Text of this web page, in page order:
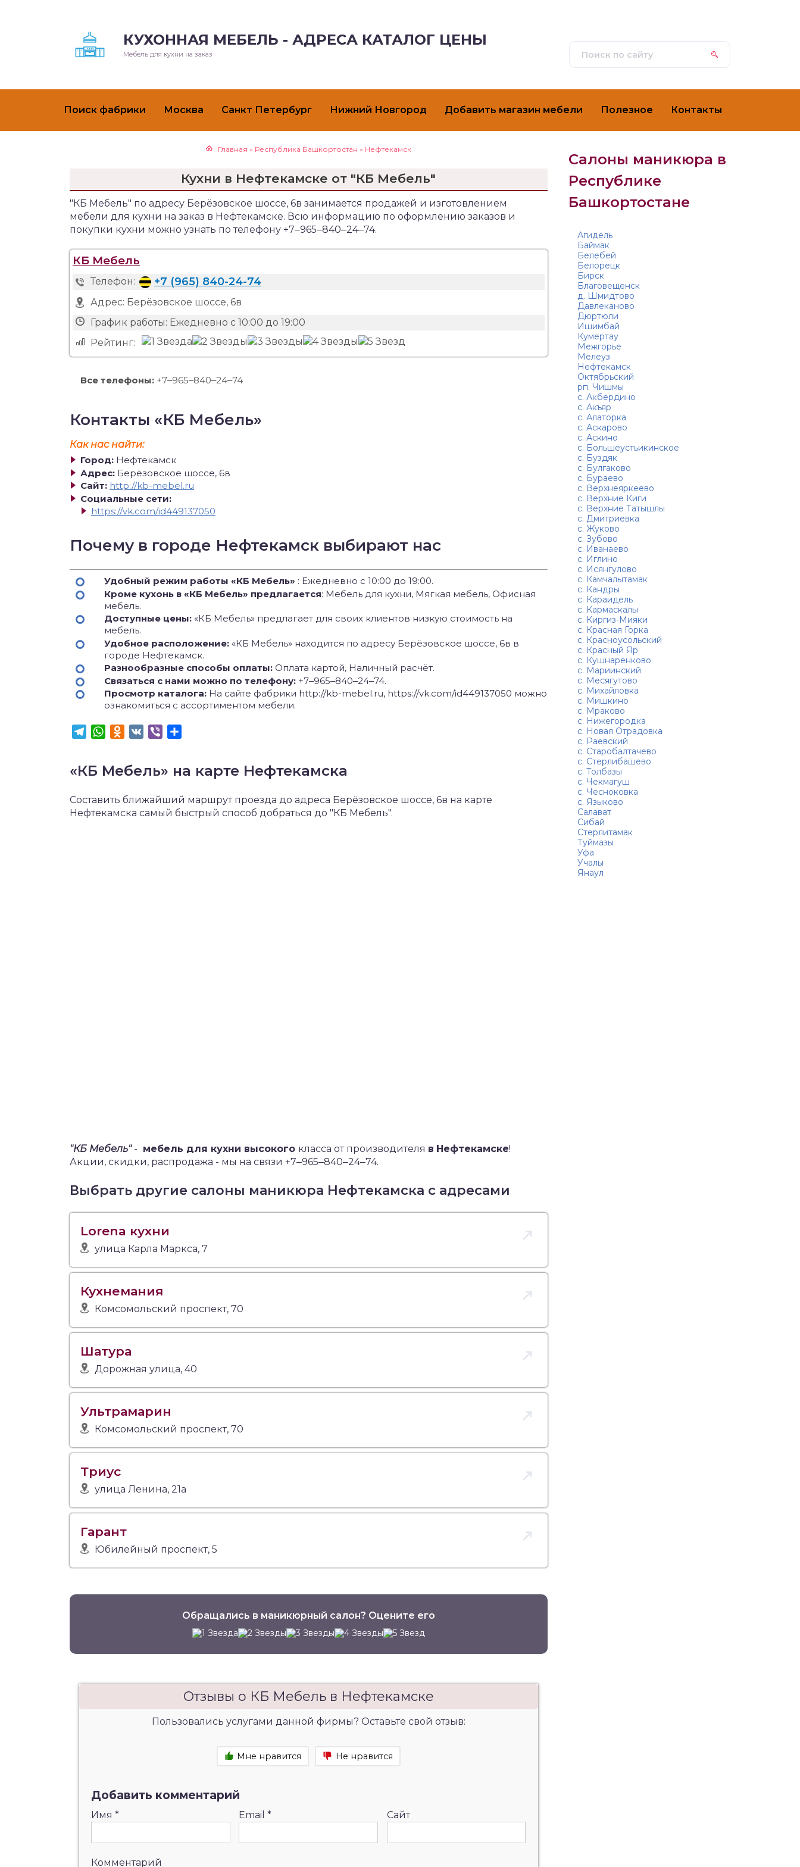
КУХОННАЯ МЕБЕЛЬ - АДРЕСА КАТАЛОГ ЦЕНЫ
Мебель для кухни на заказ
Поиск фабрики Москва Санкт Петербург Нижний Новгород Добавить магазин мебели Полезное Контакты
Главная » Республика Башкортостан » Нефтекамск
Кухни в Нефтекамске от "КБ Мебель"
"КБ Мебель" по адресу Берёзовское шоссе, 6в занимается продажей и изготовлением
мебели для кухни на заказ в Нефтекамске. Всю информацию по оформлению заказов и
покупки кухни можно узнать по телефону +7‒965‒840‒24‒74.
КБ Мебель
Телефон: +7 (965) 840-24-74
Адрес: Берёзовское шоссе, 6в
График работы: Ежедневно с 10:00 до 19:00
Рейтинг:
Все телефоны: +7‒965‒840‒24‒74
Контакты «КБ Мебель»
Как нас найти:
Город: Нефтекамск
Адрес: Берёзовское шоссе, 6в
Сайт: http://kb-mebel.ru
Социальные сети:
https://vk.com/id449137050
Почему в городе Нефтекамск выбирают нас
Удобный режим работы «КБ Мебель» : Ежедневно с 10:00 до 19:00.
Кроме кухонь в «КБ Мебель» предлагается: Мебель для кухни, Мягкая мебель, Офисная
мебель.
Доступные цены: «КБ Мебель» предлагает для своих клиентов низкую стоимость на
мебель.
Удобное расположение: «КБ Мебель» находится по адресу Берёзовское шоссе, 6в в
городе Нефтекамск.
Разнообразные способы оплаты: Оплата картой, Наличный расчёт.
Связаться с нами можно по телефону: +7‒965‒840‒24‒74.
Просмотр каталога: На сайте фабрики http://kb-mebel.ru, https://vk.com/id449137050 можно
ознакомиться с ассортиментом мебели.
TelegramWhatsApp
Odnoklassniki
VK Viber
«КБ Мебель» на карте Нефтекамска
Составить ближайший маршрут проезда до адреса Берёзовское шоссе, 6в на карте
Нефтекамска самый быстрый способ добраться до "КБ Мебель".
"КБ Мебель"- мебель для кухни высокого класса от производителя в Нефтекамске!
Акции, скидки, распродажа - мы на связи +7‒965‒840‒24‒74.
Выбрать другие салоны маникюра Нефтекамска с адресами
Lorena кухни
улица Карла Маркса, 7
Кухнемания
Комсомольский проспект, 70
Шатура
Дорожная улица, 40
Ультрамарин
Комсомольский проспект, 70
Триус
улица Ленина, 21а
Гарант
Юбилейный проспект, 5
Обращались в маникюрный салон? Оцените его
Отзывы о КБ Мебель в Нефтекамске
Пользовались услугами данной фирмы? Оставьте свой отзыв:
Мне нравится Не нравится
Добавить комментарий
Имя * Email* Сайт
Комментарий
Салоны маникюра в
Республике
Башкортостане
Агидель
Баймак
Белебей
Белорецк
Бирск
Благовещенск
д. Шмидтово
Давлеканово
Дюртюли
Ишимбай
Кумертау
Межгорье
Мелеуз
Нефтекамск
Октябрьский
рп. Чишмы
с. Акбердино
с. Акъяр
с. Алаторка
с. Аскарово
с. Аскино
с. Большеустьикинское
с. Буздяк
с. Булгаково
с. Бураево
с. Верхнеяркеево
с. Верхние Киги
с. Верхние Татышлы
с. Дмитриевка
с. Жуково
с. Зубово
с. Иванаево
с. Иглино
с. Исянгулово
с. Камчалытамак
с. Кандры
с. Караидель
с. Кармаскалы
с. Киргиз-Мияки
с. Красная Горка
с. Красноусольский
с. Красный Яр
с. Кушнаренково
с. Мариинский
с. Месягутово
с. Михайловка
с. Мишкино
с. Мраково
с. Нижегородка
с. Новая Отрадовка
с. Раевский
с. Старобалтачево
с. Стерлибашево
с. Толбазы
с. Чекмагуш
с. Чесноковка
с. Языково
Салават
Сибай
Стерлитамак
Туймазы
Уфа
Учалы
Янаул